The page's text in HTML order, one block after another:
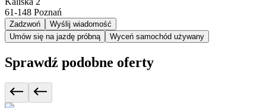
61-148 Poznań
Zadzwoń
Wyślij wiadomość
Umów się na jazdę próbną
Wyceń samochód używany
Sprawdź podobne oferty